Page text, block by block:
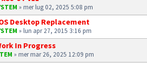
» mer lug 02, 2025 5:08 pm
Desktop Replacement
» lun apr 27, 2015 3:16 pm
In Progress
» mer mar 26, 2025 12:09 pm